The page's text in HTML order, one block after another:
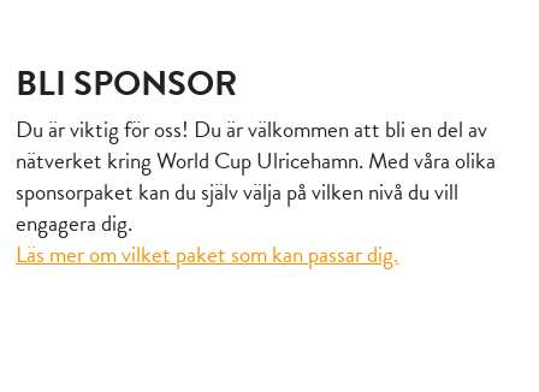
BLI SPONSOR
Du är viktig för oss! Du är välkommen att bli en del av
nätverket kring World Cup Ulricehamn. Med våra olika
sponsorpaket kan du själv välja på vilken nivå du vill
engagera dig.
Läs mer om vilket paket som kan passar dig.